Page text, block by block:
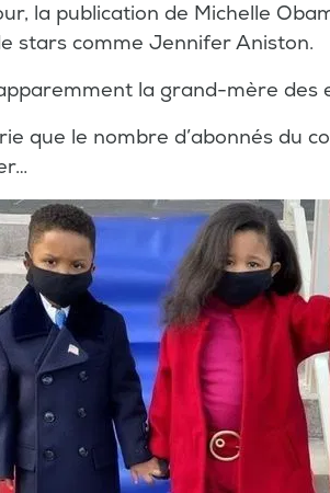
la publication de Michelle
stars comme Jennifer Aniston.
la grand-mère des
que le nombre d’abonnés du